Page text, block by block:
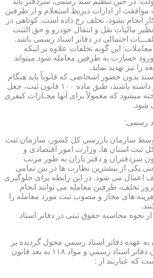
از ادارات ذیربط استعلام و از طرفین
انجام نشود، تخلف رخ داده است. کوتاهی در
مالیات نقل و انتقال خودرو و حق الثبت
احتمالی در دفاتر اسناد رسمی باشد.
این گونه تخلفات علاوه بر اینکه
خسارت به طرفین معامله شود میتواند
نیز تهدید نماید.
سند بدون حضور اشخاصی که قانوناً باید هنگام
تنظیم سند حضــــور داشته باشند، طبق ماده ۱۰۰ قانون ثبت، جعل
میشود که معمولاً برای آنها مجـازات کیفری
شود.
رسمی:
سازمان بازرسی کل کشور، سازمان ثبت
کل ثبت استان ها، وزارت امور اقتصادی و
سردفتران و دفتر یاران به طور مرتب
یکی از بیشترین نظارت ها در بین تمامی
اعمال می شود. در این رابطه برای جلوگیری
تخلف، طرفین معامله می توانند انجام
های مجاز و مصوب ثبت مورد معامله را
نحوه محاسبه حقوق ثبتی در دفاتر اسناد
عهده دفاتر اسناد رسمي محول گرديده بر
اساس ماده ۵۰ قانون دفاتر اسناد رسمي و مواد ۱۱۸ به بعد قانون
كه عبارتند از :